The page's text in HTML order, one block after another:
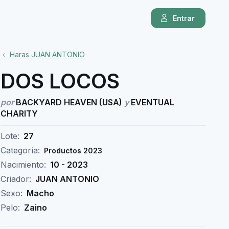
Entrar
Haras JUAN ANTONIO
DOS LOCOS
porBACKYARD HEAVEN (USA) yEVENTUAL
CHARITY
Lote: 27
Categoría: Productos 2023
Nacimiento: 10 - 2023
Criador: JUAN ANTONIO
Sexo: Macho
Pelo: Zaino